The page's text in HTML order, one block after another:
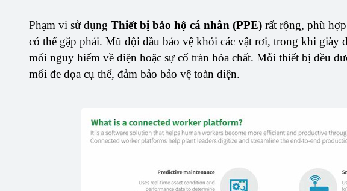
Phạm vi sử dụng Thiết bị bảo hộ cá nhân (PPE) rất rộng, phù
có thể gặp phải. Mũ đội đầu bảo vệ khỏi các vật rơi, trong khi giày
mối nguy hiểm về điện hoặc sự cố tràn hóa chất. Mỗi thiết bị đều
mối đe dọa cụ thể, đảm bảo bảo vệ toàn diện.